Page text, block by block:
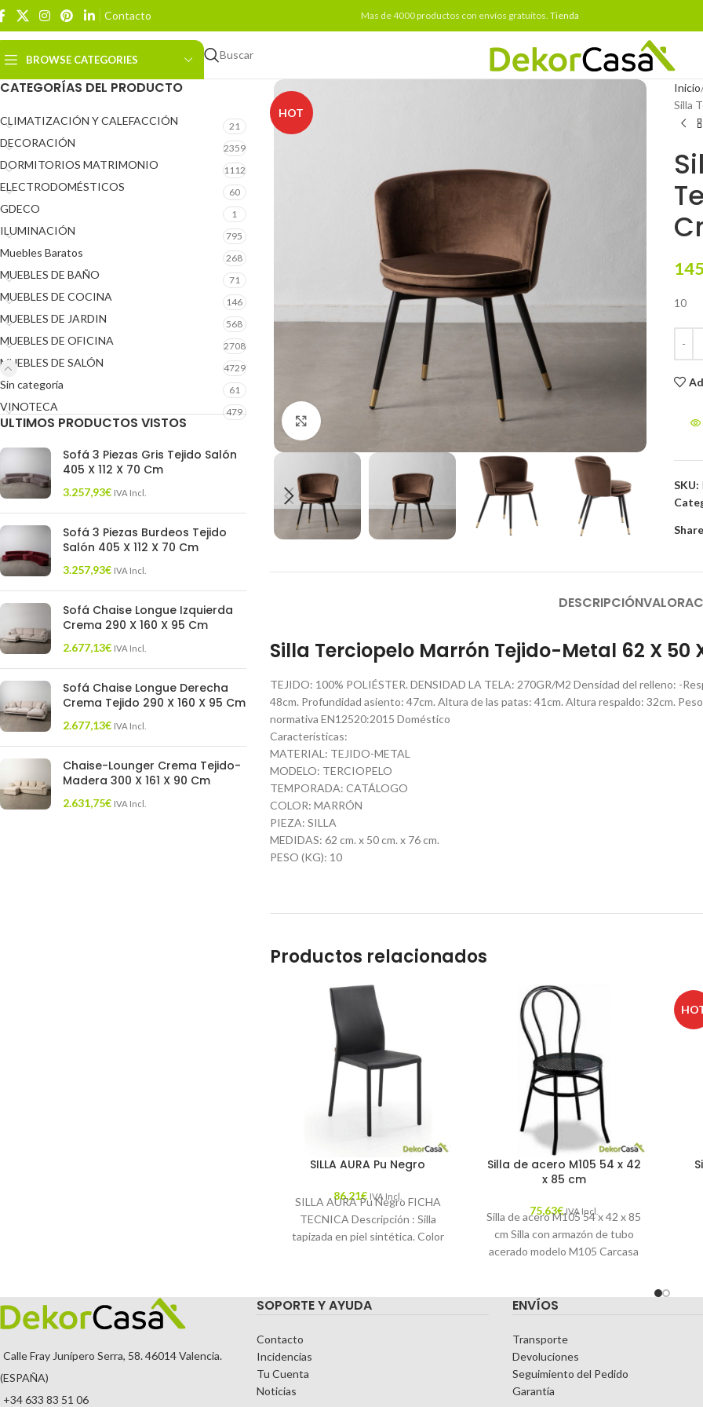
Contacto Mas de 4000 productos con envíos gratuitos. Tienda
BROWSE CATEGORIES Buscar
CATEGORÍAS DEL PRODUCTO
CLIMATIZACIÓN Y CALEFACCIÓN 21
DECORACIÓN 2359
DORMITORIOS MATRIMONIO 1112
ELECTRODOMÉSTICOS 60
GDECO 1
ILUMINACIÓN 795
Muebles Baratos 268
MUEBLES DE BAÑO 71
MUEBLES DE COCINA 146
MUEBLES DE JARDIN 568
MUEBLES DE OFICINA 2708
MUEBLES DE SALÓN 4729
Sin categoría 61
VINOTECA 479
ULTIMOS PRODUCTOS VISTOS
Sofá 3 Piezas Gris Tejido Salón
405 X 112 X 70 Cm
3.257,93€ IVA Incl.
Sofá 3 Piezas Burdeos Tejido
Salón 405 X 112 X 70 Cm
3.257,93€ IVA Incl.
Sofá Chaise Longue Izquierda
Crema 290 X 160 X 95 Cm
2.677,13€ IVA Incl.
Sofá Chaise Longue Derecha
Crema Tejido 290 X 160 X 95 Cm
2.677,13€ IVA Incl.
Chaise-Lounger Crema Tejido-
Madera 300 X 161 X 90 Cm
2.631,75€ IVA Incl.
HOT
Click to enlarge
Inicio
Silla
10
SKU:
DESCRIPCIÓN
Silla Terciopelo Marrón Tejido-Metal 62 X 50
TEJIDO: 100% POLIÉSTER. DENSIDAD LA TELA: 270GR/M2 Densidad del relleno: -
48cm. Profundidad asiento: 47cm. Altura de las patas: 41cm. Altura respaldo: 32cm.
normativa EN12520:2015 Doméstico
Características:
MATERIAL: TEJIDO-METAL
MODELO: TERCIOPELO
TEMPORADA: CATÁLOGO
COLOR: MARRÓN
PIEZA: SILLA
MEDIDAS: 62 cm. x 50 cm. x 76 cm.
PESO (KG): 10
Productos relacionados
SILLA AURA Pu Negro
86,21€ IVA Incl.
SILLA AURA Pu Negro FICHA
TECNICA Descripción : Silla
tapizada en piel sintética. Color
Silla de acero M105 54 x 42
x 85 cm
75,63€ IVA Incl.
Silla de acero M105 54 x 42 x 85
cm Silla con armazón de tubo
acerado modelo M105 Carcasa
Calle Fray Junípero Serra, 58. 46014 Valencia.
(ESPAÑA)
+34 633 83 51 06
SOPORTE Y AYUDA
Contacto
Incidencias
Tu Cuenta
Noticias
ENVÍOS
Transporte
Devoluciones
Seguimiento del Pedido
Garantía